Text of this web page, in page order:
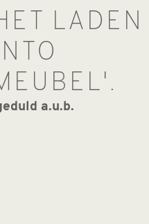
LADEN
a.u.b.